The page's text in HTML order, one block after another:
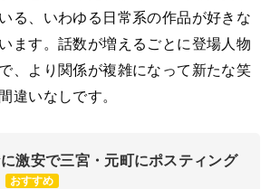
る、いわゆる日常系の作品が好きな
ます。話数が増えるごとに登場人物
、より関係が複雑になって新たな笑
違いなしです。
激安で三宮・元町にポスティング
おすすめ